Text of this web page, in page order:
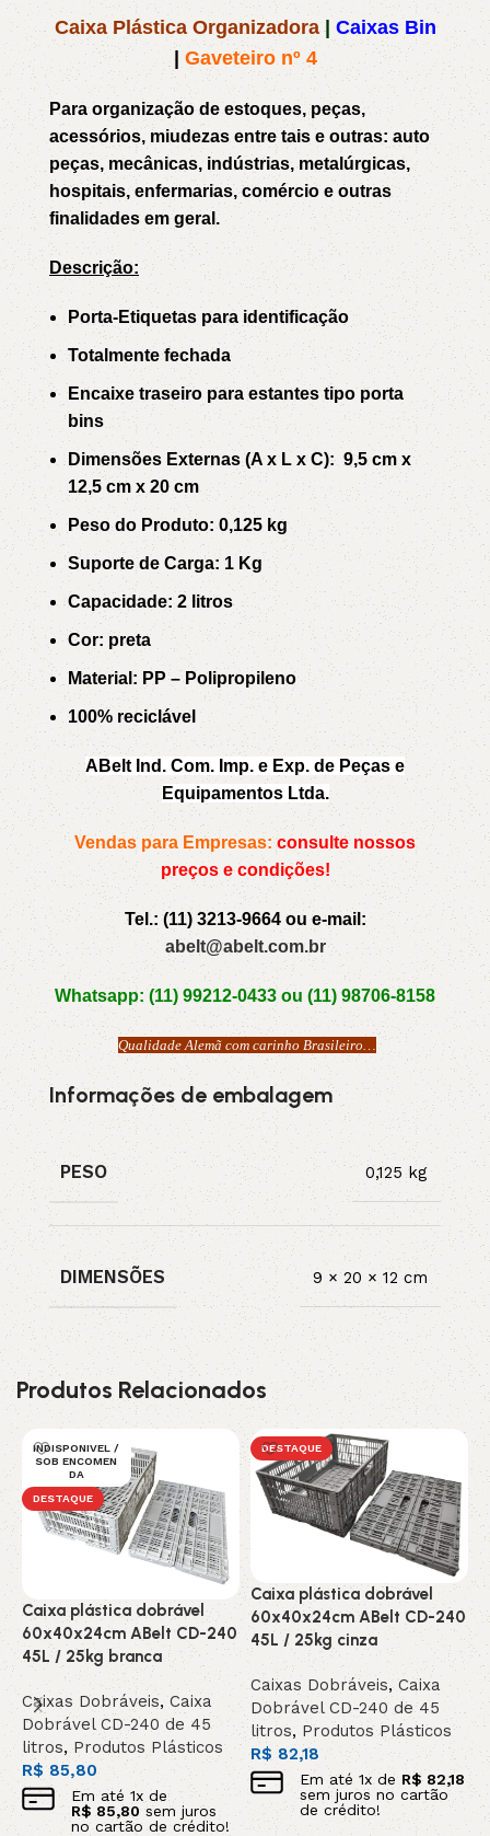
Caixa Plástica Organizadora | Caixas Bin
| Gaveteiro nº 4
Para organização de estoques, peças,
acessórios, miudezas entre tais e outras: auto
peças, mecânicas, indústrias, metalúrgicas,
hospitais, enfermarias, comércio e outras
finalidades em geral.
Descrição:
Porta-Etiquetas para identificação
Totalmente fechada
Encaixe traseiro para estantes tipo porta
bins
Dimensões Externas (A x L x C): 9,5 cm x
12,5 cm x 20 cm
Peso do Produto: 0,125 kg
Suporte de Carga: 1 Kg
Capacidade: 2 litros
Cor: preta
Material: PP – Polipropileno
100% reciclável
ABelt Ind. Com. Imp. e Exp. de Peças e
Equipamentos Ltda.
Vendas para Empresas:consulte nossos
preços e condições!
Tel.: (11) 3213-9664 ou e-mail:
abelt@abelt.com.br
Whatsapp: (11) 99212-0433 ou (11) 98706-8158
Qualidade Alemã com carinho Brasileiro…
Informações de embalagem
PESO 0,125 kg
DIMENSÕES 9 × 20 × 12 cm
Produtos Relacionados
INDISPONIVEL /
SOB ENCOMEN
DA
DESTAQUE
Caixa plástica dobrável
60x40x24cm ABelt CD-240
45L / 25kg branca
Caixas Dobráveis,Caixa
Dobrável CD-240 de 45
litros,Produtos Plásticos
R$85,80
Em até 1x de
R$ 85,80 sem juros
no cartão de crédito!
DESTAQUE
Caixa plástica dobrável
60x40x24cm ABelt CD-240
45L / 25kg cinza
Caixas Dobráveis,Caixa
Dobrável CD-240 de 45
litros, Produtos Plásticos
R$ 82,18
Em até 1x de R$82,18
sem juros no cartão
de crédito!